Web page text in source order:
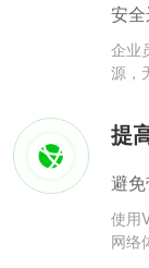
安
企业
源，
提
避
使用
网络